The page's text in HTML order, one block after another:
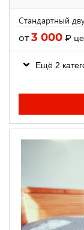
Стандартный
от3 000 ₽
Ещё 2